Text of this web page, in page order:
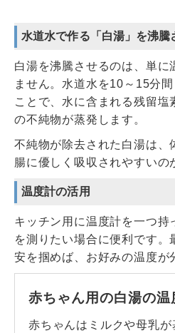
水道水で作る「白湯」を沸騰
白湯を沸騰させるのは、単に
ません。水道水を10～15分
ことで、水に含まれる残留塩
の不純物が蒸発します。
不純物が除去された白湯は、
腸に優しく吸収されやすいの
温度計の活用
キッチン用に温度計を一つ持
を測りたい場合に便利です。
安を掴めば、お好みの温度が
赤ちゃん用の白湯の温
赤ちゃんはミルクや母乳